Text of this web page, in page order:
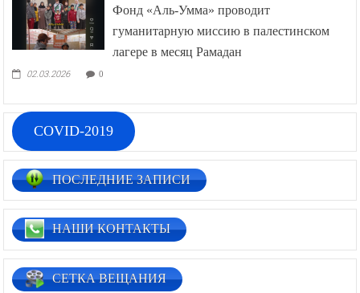
Фонд «Аль-Умма» проводит
гуманитарную миссию в палестинском
лагере в месяц Рамадан
02.03.2026 0
COVID-2019
ПОСЛЕДНИЕ ЗАПИСИ
НАШИ КОНТАКТЫ
СЕТКА ВЕЩАНИЯ